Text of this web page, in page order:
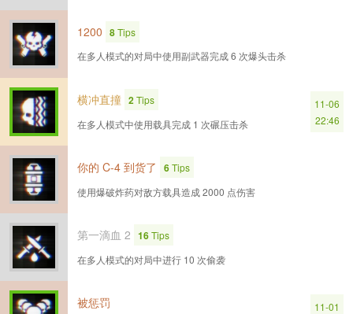
1200 8Tips
在多人模式的对局中使用副武器完成 6 次爆头击杀
横冲直撞 2Tips
在多人模式中使用载具完成 1 次碾压击杀
11-06
22:46
你的 C-4 到货了 6Tips
使用爆破炸药对敌方载具造成 2000 点伤害
第一滴血 2 16Tips
在多人模式的对局中进行 10 次偷袭
被惩罚
11-01